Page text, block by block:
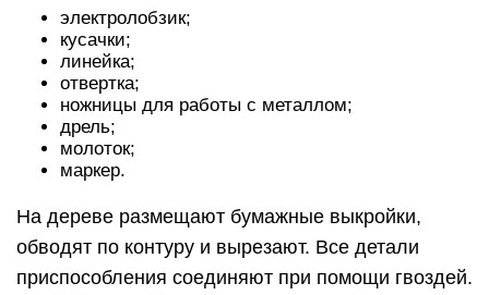
электролобзик;
кусачки;
линейка;
отвертка;
ножницы для работы с металлом;
дрель;
молоток;
маркер.
На дереве размещают бумажные выкройки,
обводят по контуру и вырезают. Все детали
приспособления соединяют при помощи гвоздей.